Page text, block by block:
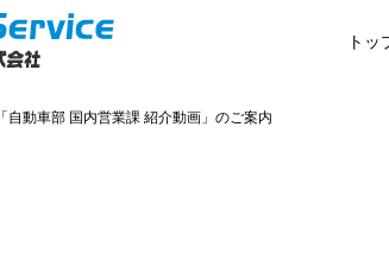
トッ
「自動車部 国内営業課 紹介動画」のご案内